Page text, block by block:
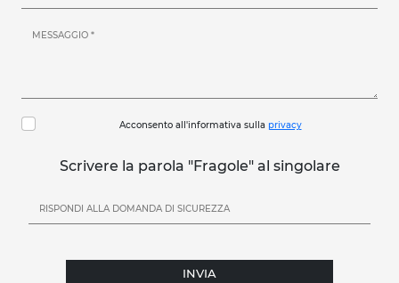
Acconsento all'informativa sulla privacy
Scrivere la parola "Fragole" al singolare
INVIA